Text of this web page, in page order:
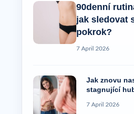
90denní
jak sledovat
pokrok?
7 April 2026
Jak znovu
stagnující
7 April 2026